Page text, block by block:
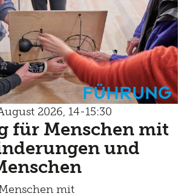
Führung
2026, 14-15:30
für Menschen mit
und
mit